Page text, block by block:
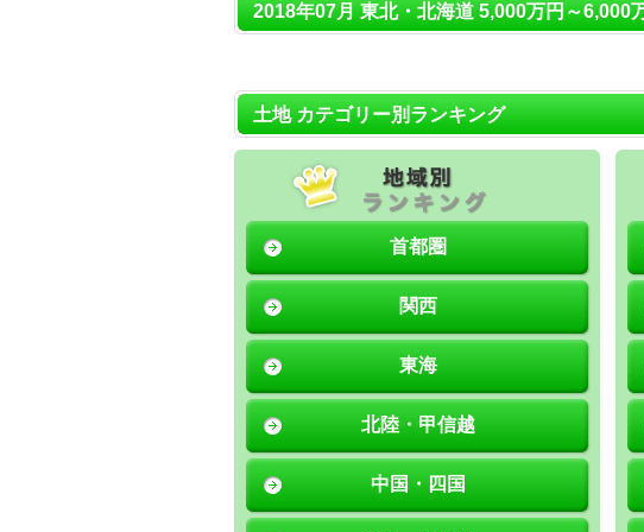
2018年07月 東北・北海道 5,000万円～6,000
土地 カテゴリー別ランキング
首都圏
関西
東海
北陸・甲信越
中国・四国